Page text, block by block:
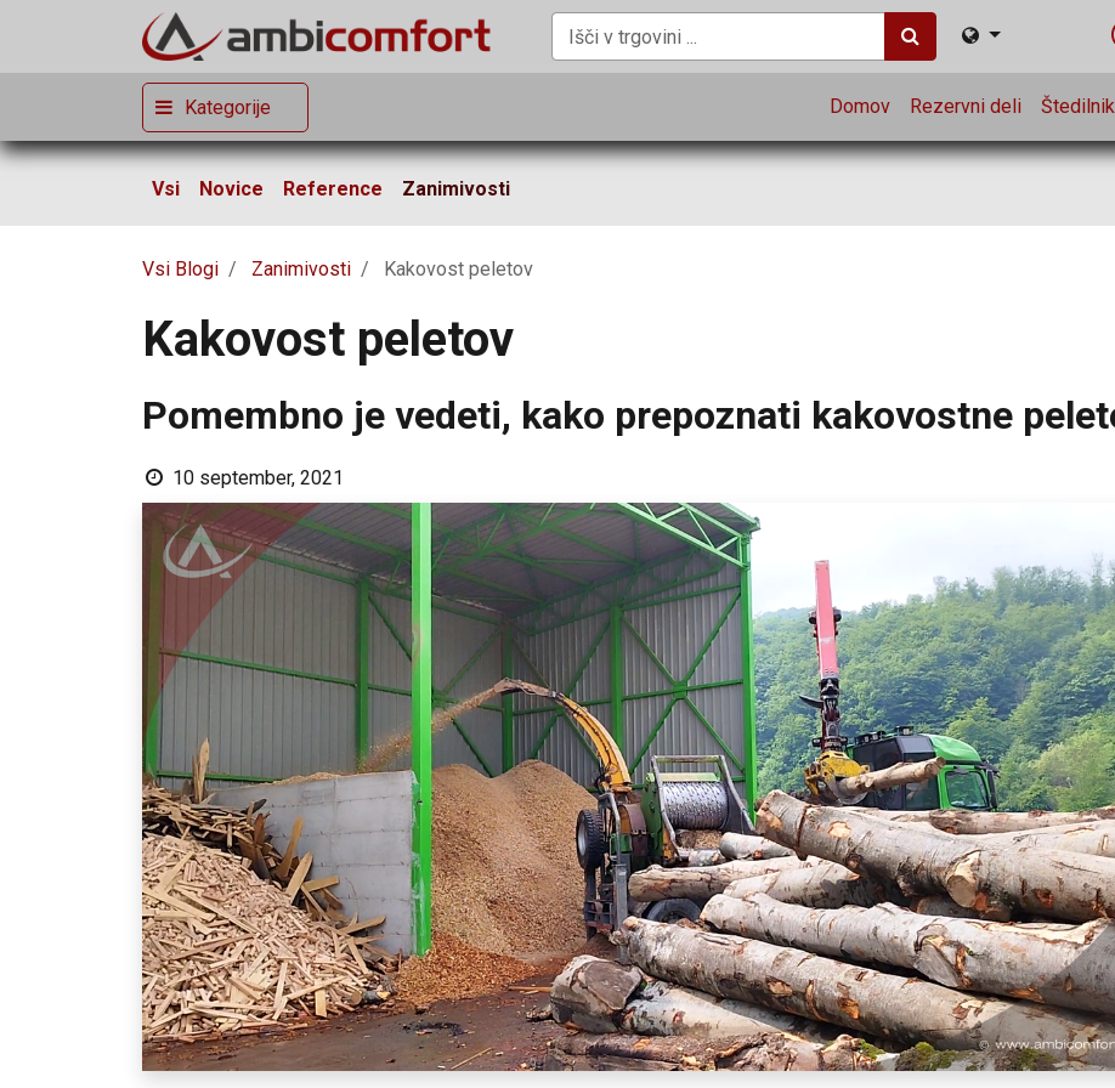
Kategorije Domov Rezervni deli
Vsi Novice Reference Zanimivosti
Vsi Blogi Zanimivosti Kakovost peletov
Kakovost peletov
Pomembno je vedeti, kako prepoznati kakovostne
10 september, 2021